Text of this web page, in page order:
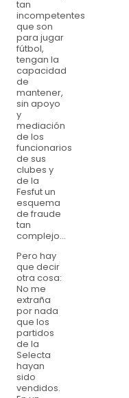
tan
incompetentes
que son
para jugar
fútbol,
tengan la
capacidad
de
mantener,
sin apoyo
y
mediación
de los
funcionarios
de sus
clubes y
de la
Fesfut un
esquema
de fraude
tan
complejo...
Pero hay
que decir
otra cosa:
No me
extraña
por nada
que los
partidos
de la
Selecta
hayan
sido
vendidos.